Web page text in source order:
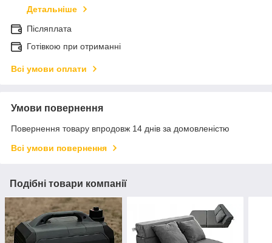
Детальніше
Післяплата
Готівкою при отриманні
Всі умови оплати
Умови повернення
Повернення товару впродовж 14 днів за домовленістю
Всі умови повернення
Подібні товари компанії